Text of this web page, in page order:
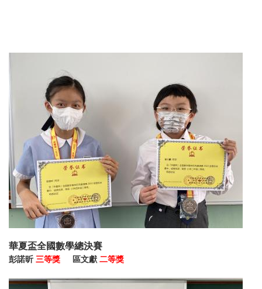
華夏盃全國數學總決賽
彭諾昕 三等獎 區文獻 二等獎